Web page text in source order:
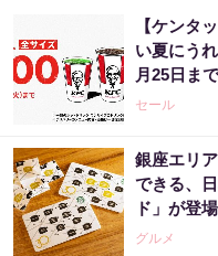
【ケンタ
い夏にう
月25日まで
セール
銀座エリ
できる、
ド」が登
グルメ